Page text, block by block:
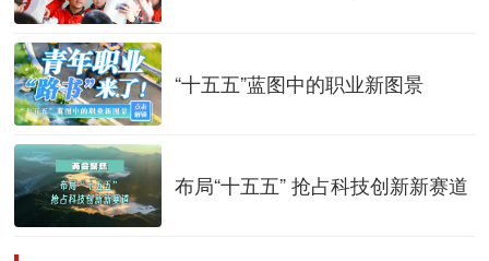
“十五五”蓝图中的职业新图景
布局“十五五” 抢占科技创新新赛道